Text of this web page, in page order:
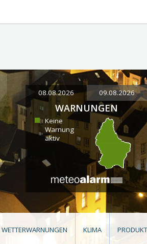
08.08.2026 09.08.2026
WARNUNGEN
Keine
Warnung
aktiv
WETTERWARNUNGEN KLIMA